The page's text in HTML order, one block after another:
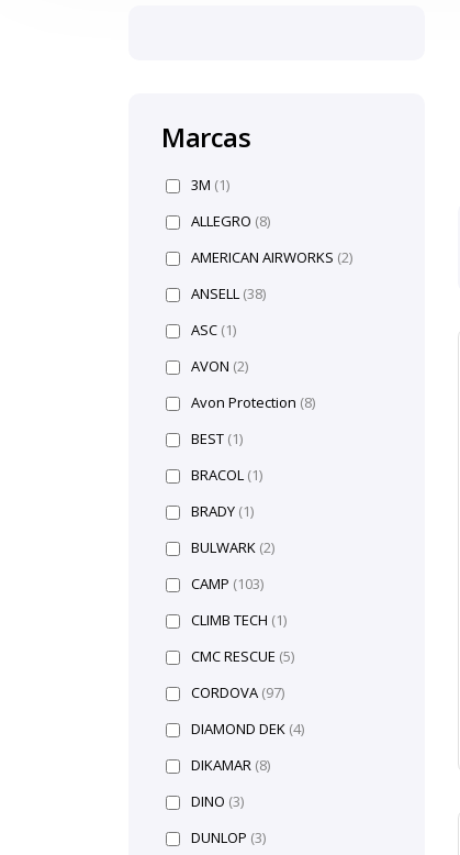
Marcas
3M (1)
ALLEGRO (8)
AMERICAN AIRWORKS (2)
ANSELL (38)
ASC (1)
AVON (2)
Avon Protection (8)
BEST (1)
BRACOL (1)
BRADY (1)
BULWARK (2)
CAMP (103)
CLIMB TECH (1)
CMC RESCUE (5)
CORDOVA (97)
DIAMOND DEK (4)
DIKAMAR (8)
DINO (3)
DUNLOP (3)